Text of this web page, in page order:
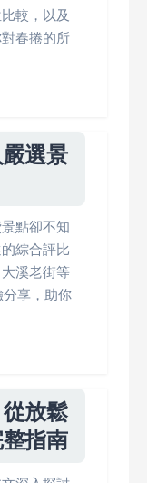
較，以及
春捲的所
選景
點卻不知
綜合評比
溪老街等
享，助你
放鬆
指南